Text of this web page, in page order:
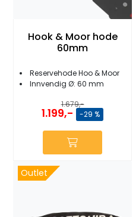
Hook & Moor hode
60mm
Reservehode Hoo & Moor
Innvendig Ø: 60 mm
1.679,-
1.199,- -29 %
Outlet